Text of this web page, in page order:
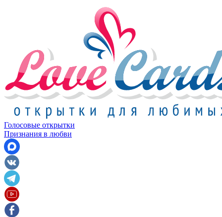
Голосовые открытки
Признания в любви